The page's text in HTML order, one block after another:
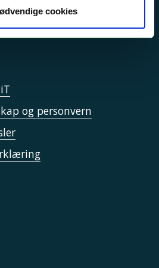
cookies
og personvern